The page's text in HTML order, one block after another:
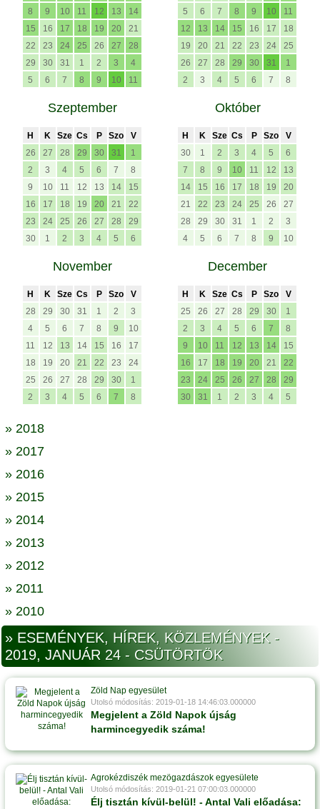
8
9 10 11 12 13
14
15
16 17 18 19 20
21
22
23 24 25 26 27
28
29
30 31 1 2 3
4
5
6 7 8 9 10 11
5
6 7 8 9 10
11
12
13 14 15 16 17
18
19
20 21 22 23 24
25
26
27 28 29 30 31
1
2
3 4 5 6 7 8
Szeptember
H K Sze Cs P Szo
V
26
27 28 29 30 31
1
2
3 4 5 6 7
8
9
10 11 12 13 14
15
16
17 18 19 20 21
22
23
24 25 26 27 28
29
30
1 2 3 4 5 6
Október
H K Sze Cs P Szo
V
30
1 2 3 4 5
6
7
8 9 10 11 12
13
14
15 16 17 18 19
20
21
22 23 24 25 26
27
28
29 30 31 1 2
3
4
5 6 7 8 9 10
November
H K Sze Cs P Szo
V
28
29 30 31 1 2
3
4
5 6 7 8 9
10
11
12 13 14 15 16
17
18
19 20 21 22 23
24
25
26 27 28 29 30
1
2
3 4 5 6 7 8
December
H K Sze Cs P Szo
V
25
26 27 28 29 30
1
2
3 4 5 6 7
8
9
10 11 12 13 14
15
16
17 18 19 20 21
22
23
24 25 26 27 28
29
30
31 1 2 3 4 5
» 2018
» 2017
» 2016
» 2015
» 2014
» 2013
» 2012
» 2011
» 2010
» ESEMÉNYEK, HÍREK, KÖZLEMÉNYEK -
2019, JANUÁR 24 - CSÜTÖRTÖK
Zöld Nap egyesület
Utolsó módosítás: 2019-01-18 14:46:03.000000
Megjelent a Zöld Napok újság
harmincegyedik száma!
Agrokézdiszék mezögazdászok egyesülete
Utolsó módosítás: 2019-01-21 07:00:03.000000
Élj tisztán kívül-belül! - Antal Vali előadása: